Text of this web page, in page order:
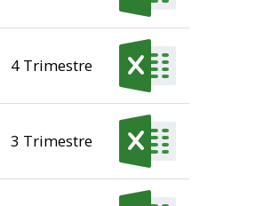
4 Trimestre
3 Trimestre